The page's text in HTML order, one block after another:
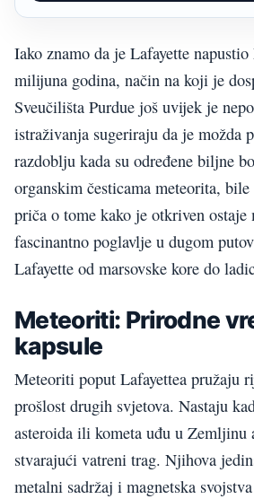
Iako znamo da je Lafayette
milijuna godina, način na koji je
Sveučilišta Purdue još uvijek je
istraživanja sugeriraju da je možda
razdoblju kada su određene biljne
organskim česticama meteorita,
priča o tome kako je otkriven
fascinantno poglavlje u dugom
Lafayette od marsovske kore do
Meteoriti: Prirodne
kapsule
Meteoriti poput Lafayettea pružaju
prošlost drugih svjetova. Nastaju
asteroida ili kometa uđu u Zemljinu
stvarajući vatreni trag. Njihova
metalni sadržaj i magnetska